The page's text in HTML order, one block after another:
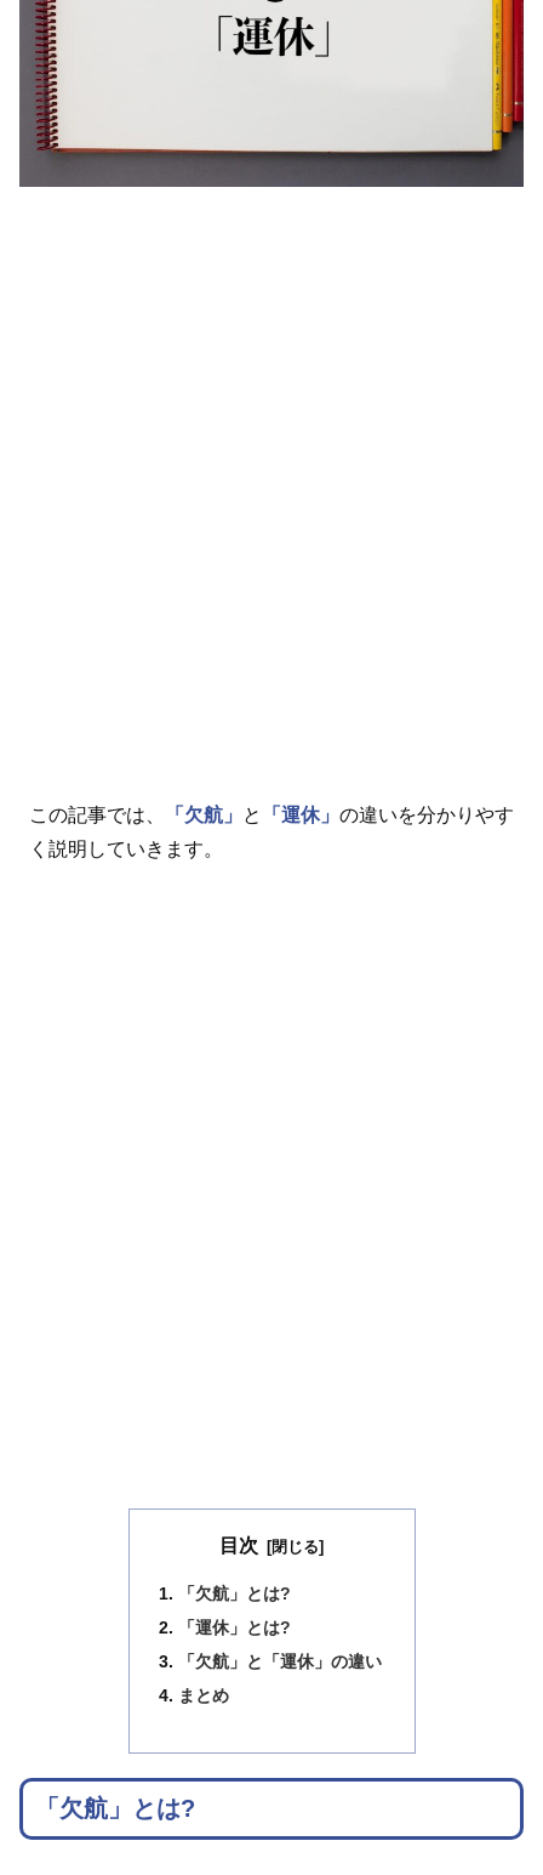
この記事では、 「欠航」 と 「運休」 の違いを分かりやす
く説明していきます。
目次
「欠航」とは?
「運休」とは?
「欠航」と「運休」の違い
まとめ
「欠航」とは?